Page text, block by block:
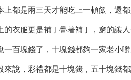
上都是兩三天才能吃上一頓飯，還
的衣服更是補丁疊著補丁，窮的讓人
一百塊錢了，十塊錢都夠一家老小嚼
來說，彩禮都是十塊錢，五十塊錢